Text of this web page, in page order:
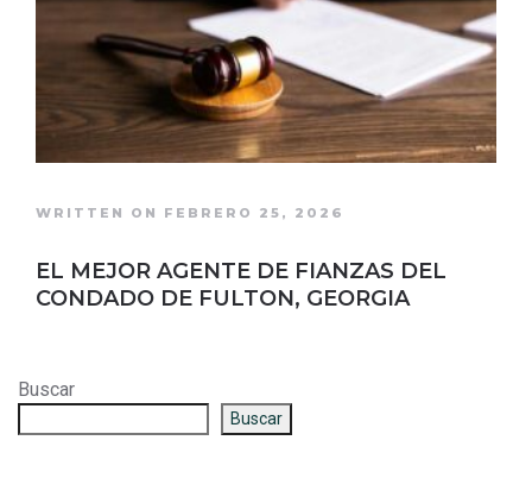
WRITTEN ON FEBRERO 25, 2026
EL MEJOR AGENTE DE FIANZAS DEL
CONDADO DE FULTON, GEORGIA
Buscar
Buscar